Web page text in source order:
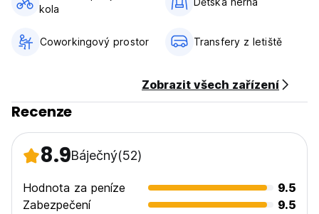
kola
Coworkingový prostor Transfery z letiště
Zobrazit všech zařízení
Recenze
8.9Báječný(52)
Hodnota za peníze
9.5
Zabezpečení
9.5